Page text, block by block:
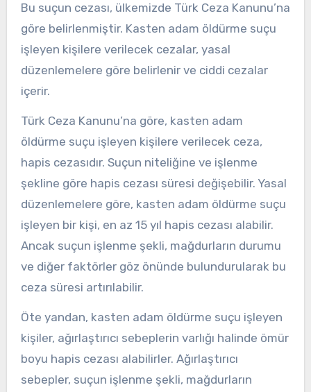
Bu suçun cezası, ülkemizde Türk Ceza Kanunu’na
göre belirlenmiştir. Kasten adam öldürme suçu
işleyen kişilere verilecek cezalar, yasal
düzenlemelere göre belirlenir ve ciddi cezalar
içerir.
Türk Ceza Kanunu’na göre, kasten adam
öldürme suçu işleyen kişilere verilecek ceza,
hapis cezasıdır. Suçun niteliğine ve işlenme
şekline göre hapis cezası süresi değişebilir. Yasal
düzenlemelere göre, kasten adam öldürme suçu
işleyen bir kişi, en az 15 yıl hapis cezası alabilir.
Ancak suçun işlenme şekli, mağdurların durumu
ve diğer faktörler göz önünde bulundurularak bu
ceza süresi artırılabilir.
Öte yandan, kasten adam öldürme suçu işleyen
kişiler, ağırlaştırıcı sebeplerin varlığı halinde ömür
boyu hapis cezası alabilirler. Ağırlaştırıcı
sebepler, suçun işlenme şekli, mağdurların